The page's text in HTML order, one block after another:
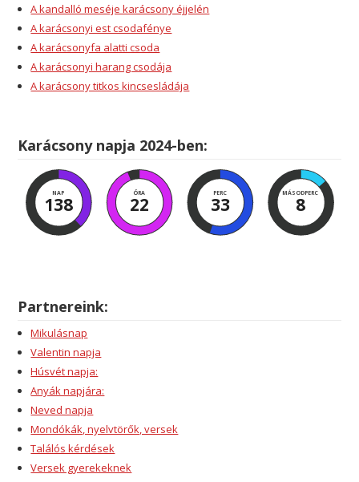
A kandalló meséje karácsony éjjelén
A karácsonyi est csodafénye
A karácsonyfa alatti csoda
A karácsonyi harang csodája
A karácsony titkos kincsesládája
Karácsony napja 2024-ben:
NAP
138
ÓRA
22
PERC
33
MÁSODPERC
7
Partnereink:
Mikulásnap
Valentin napja
Húsvét napja:
Anyák napjára:
Neved napja
Mondókák, nyelvtörők, versek
Találós kérdések
Versek gyerekeknek